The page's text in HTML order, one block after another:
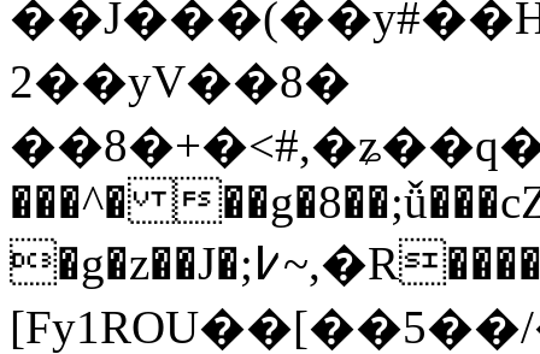
2��yV��8�
���^�
�g�z��J�;߇~,�R����P���l�����F^6�U;e��ج��*)P�m��'z��!